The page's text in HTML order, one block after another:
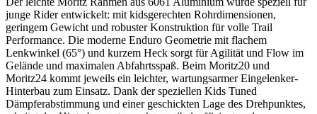
junge Rider entwickelt: mit kidsgerechten Rohrdimensionen,
geringem Gewicht und robuster Konstruktion für volle Trail
Performance. Die moderne Enduro Geometrie mit flachem
Lenkwinkel (65°) und kurzem Heck sorgt für Agilität und Flow im
Gelände und maximalen Abfahrtsspaß. Beim Moritz20 und
Moritz24 kommt jeweils ein leichter, wartungsarmer Eingelenker-
Hinterbau zum Einsatz. Dank der speziellen Kids Tuned
Dämpferabstimmung und einer geschickten Lage des Drehpunktes,